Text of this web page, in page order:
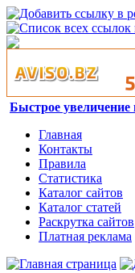
Быстрое увеличение
Главная
Контакты
Правила
Статистика
Каталог сайтов
Каталог статей
Раскрутка сайтов
Платная реклама